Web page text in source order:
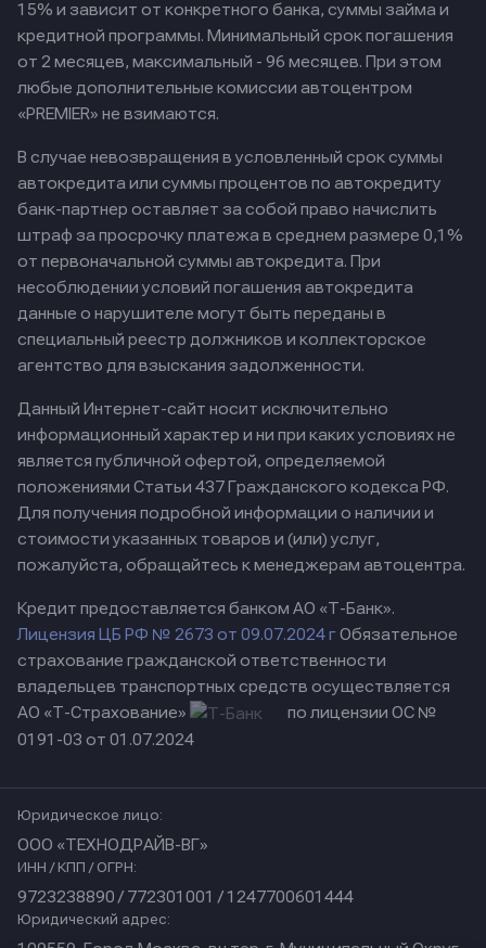
15% и зависит от конкретного банка, суммы займа и
кредитной программы. Минимальный срок погашения
от 2 месяцев, максимальный - 96 месяцев. При этом
любые дополнительные комиссии автоцентром
«PREMIER» не взимаются.
В случае невозвращения в условленный срок суммы
автокредита или суммы процентов по автокредиту
банк-партнер оставляет за собой право начислить
штраф за просрочку платежа в среднем размере 0,1%
от первоначальной суммы автокредита. При
несоблюдении условий погашения автокредита
данные о нарушителе могут быть переданы в
специальный реестр должников и коллекторское
агентство для взыскания задолженности.
Данный Интернет-сайт носит исключительно
информационный характер и ни при каких условиях не
является публичной офертой, определяемой
положениями Статьи 437 Гражданского кодекса РФ.
Для получения подробной информации о наличии и
стоимости указанных товаров и (или) услуг,
пожалуйста, обращайтесь к менеджерам автоцентра.
Кредит предоставляется банком АО «Т-Банк».
Лицензия ЦБ РФ № 2673 от 09.07.2024 гОбязательное
страхование гражданской ответственности
владельцев транспортных средств осуществляется
АО «Т-Страхование»
по лицензии ОС №
0191-03 от 01.07.2024
Юридическое лицо:
ООО «ТЕХНОДРАЙВ-ВГ»
ИНН / КПП / ОГРН:
9723238890 / 772301001 / 1247700601444
Юридический адрес: